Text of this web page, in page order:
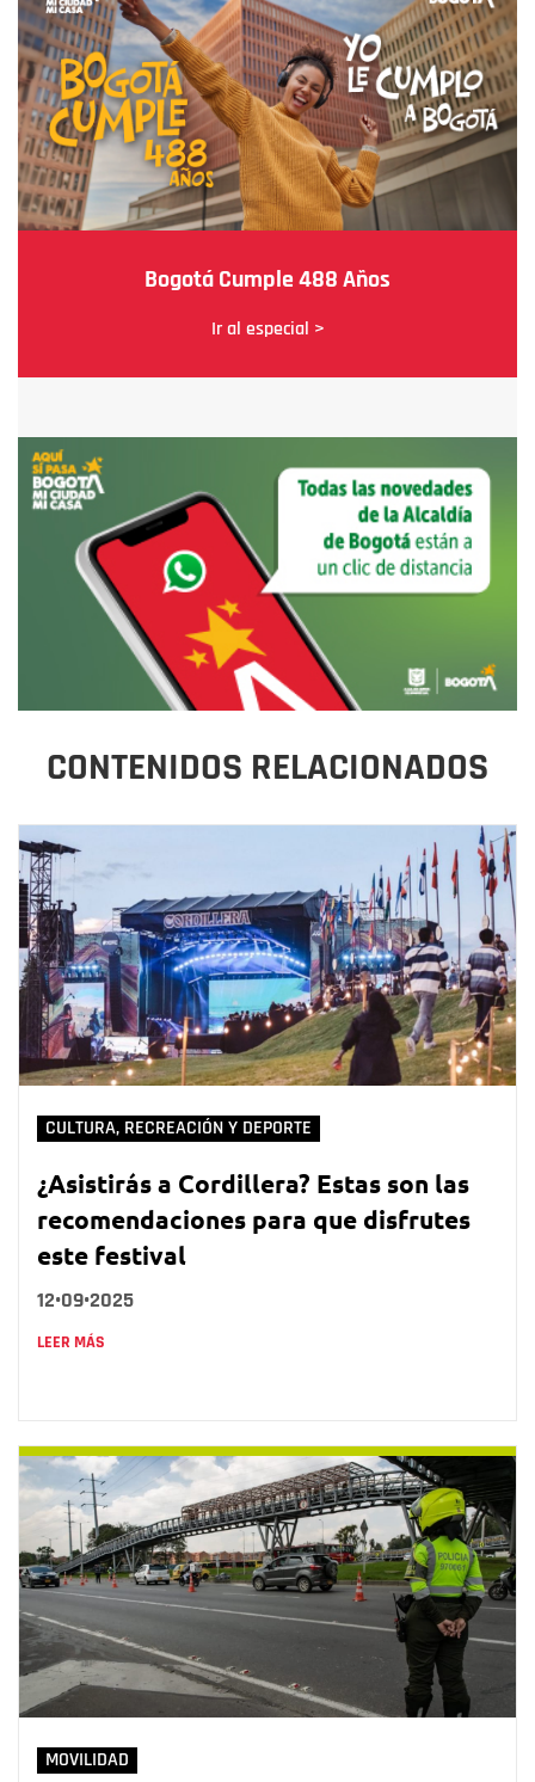
Bogotá Cumple 488 Años
Ir al especial >
CONTENIDOS RELACIONADOS
CULTURA, RECREACIÓN Y DEPORTE
¿Asistirás a Cordillera? Estas son las
recomendaciones para que disfrutes
este festival
12•09•2025
LEER MÁS
MOVILIDAD